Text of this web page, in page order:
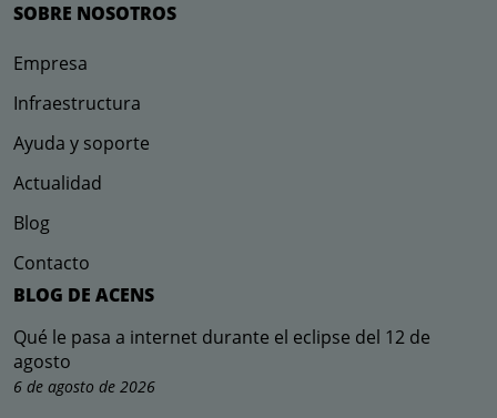
SOBRE NOSOTROS
Empresa
Infraestructura
Ayuda y soporte
Actualidad
Blog
Contacto
BLOG DE ACENS
Qué le pasa a internet durante el eclipse del 12 de
agosto
6 de agosto de 2026